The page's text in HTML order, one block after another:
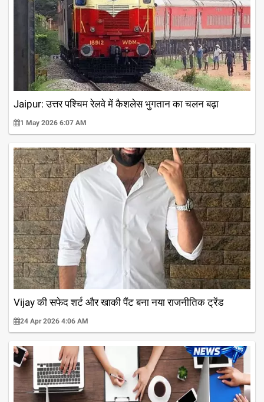
Jaipur: उत्तर पश्चिम रेलवे में कैशलेस भुगतान का चलन बढ़ा
1 May 2026 6:07 AM
Vijay की सफेद शर्ट और खाकी पैंट बना नया राजनीतिक ट्रेंड
24 Apr 2026 4:06 AM